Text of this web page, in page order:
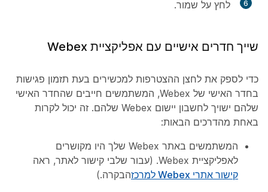
6 לחץ על שמור.
שייך חדרים אישיים עם אפליקציית Webex
כדי לספק את לחצן ההצטרפות למכשירים בעת תזמון פגישות
בחדר האישי של Webex, המשתמשים חייבים שהחדר האישי
שלהם ישויך לחשבון יישום Webex שלהם. זה יכול לקרות
באחת מהדרכים הבאות:
המשתמשים באתר Webex שלך היו מקושרים
לאפליקציית Webex. (עבור שלבי קישור לאתר, ראה
קישור אתרי Webex למרכז
הבקרה.)